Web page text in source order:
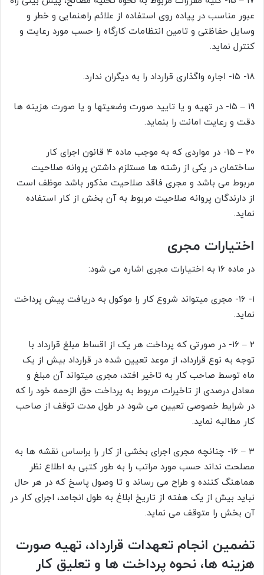
عبور مناسب در پیاده روی استفاده از علائم راهنمایی و خطر و
وسایل حفاظتی و تامین انتظامات کارگاه را حسب مورد رعایت و
کنترل نماید.
۱۸- ۱۵- اجاره واگذاری قرارداد را به دیگران ندارد.
۱۹ – ۱۵- در تهیه و یا تایید صورت وضعیتها و یا صورت هزینه ها
دقت و رعایت امانت را بنماید.
۲۰ – ۱۵- در مواردی که به موجب ماده ۴ قانون اجرای کار
ساختمان در یکی از رشته ها مستلزم داشتن پروانه صلاحیت
مربوط می باشد و مجری فاقد صلاحیت مذکور باشد موظف است
از دارندگان پروانه صلاحیت مربوط به آن بخش از کار استفاده
نماید.
اختیارات مجری
در ماده ‍۱۶ به اختیارات مجری اشاره می شود:
۱- ۱۶- مجری میتواند شروع کار را موکول به دریافت پیش پرداخت
نماید.
۲ – ۱۶- در صورتی که پرداخت هر یک از اقساط مبلغ قرارداد با
توجه به نوع قرارداد، از موعد تعیین شده در قرارداد بیش از یک
ماه توسط صاحب کار به تاخیر افتد، مجری میتواند آن مبلغ و
معادل درصدی از تاخیرات مربوط به پرداخت حق الزحمه خود را که
در شرایط خصوصی تعیین می شود در طول مدت توقف از صاحب
کار مطالبه نماید.
۳ – ۱۶- چنانچه مجری اجرای بخشی از کار را براساس نقشه ها به
مصلحت نداند حسب مورد مراتب را به طور کتبی به اطلاع نظر
هماهنگ کننده و طراح می رساند و تا وصول پاسخ که در هر حال
نباید بیش از یک هفته از تاریخ ابلاغ به طول انجامد، اجرای کار در
آن بخش را متوقف می نماید.
تضمین انجام تعهدات قرارداد، تهیه صورت
هزینه ها، نحوه پرداخت ها و تعلیق کار